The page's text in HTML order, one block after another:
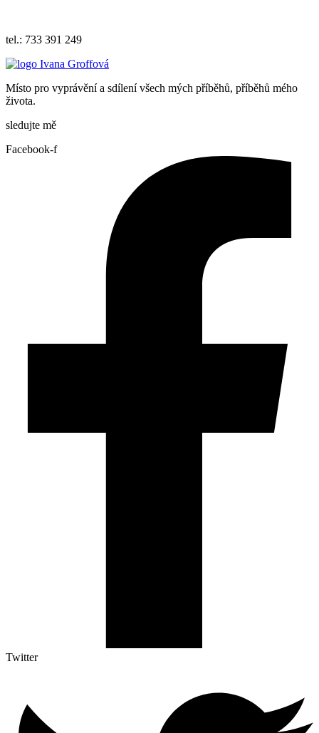
tel.: 733 391 249
Místo pro vyprávění a sdílení všech mých příběhů, příběhů mého
života.
sledujte mě
Facebook-f
Twitter